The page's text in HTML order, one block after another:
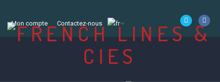
Mon compte Contactez-nous